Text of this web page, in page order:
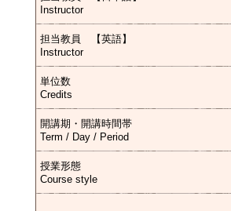
Instructor
担当教員 【英語】
Instructor
単位数
Credits
開講期・開講時間帯
Term / Day / Period
授業形態
Course style